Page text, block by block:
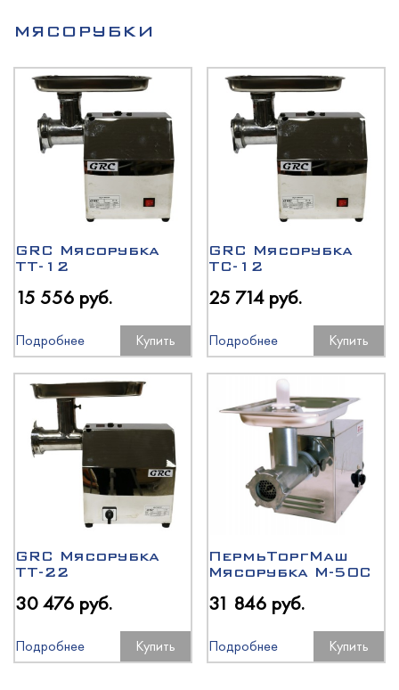
МЯСОРУБКИ
GRC Мясорубка
ТТ-12
15 556 руб.
Подробнее Купить
GRC Мясорубка
ТС-12
25 714 руб.
Подробнее Купить
GRC Мясорубка
ТТ-22
30 476 руб.
Подробнее Купить
ПермьТоргМаш
Мясорубка М-50С
31 846 руб.
Подробнее Купить